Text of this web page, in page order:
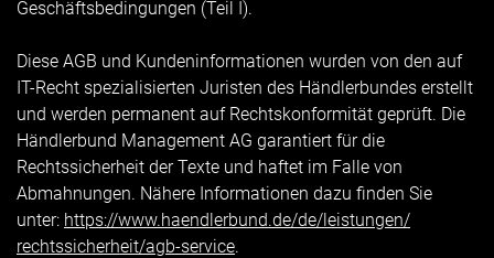
Geschäftsbedingungen (Teil I).
Diese AGB und Kundeninformationen wurden von den auf
IT-Recht spezialisierten Juristen des Händlerbundes erstellt
und werden permanent auf Rechtskonformität geprüft. Die
Händlerbund Management AG garantiert für die
Rechtssicherheit der Texte und haftet im Falle von
Abmahnungen. Nähere Informationen dazu finden Sie
unter: https://www.haendlerbund.de/de/leistungen/
rechtssicherheit/agb-service.